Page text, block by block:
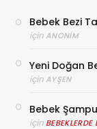
Bebek Bezi
için ANONIM
Yeni Doğan
için AYŞEN
Bebek
için